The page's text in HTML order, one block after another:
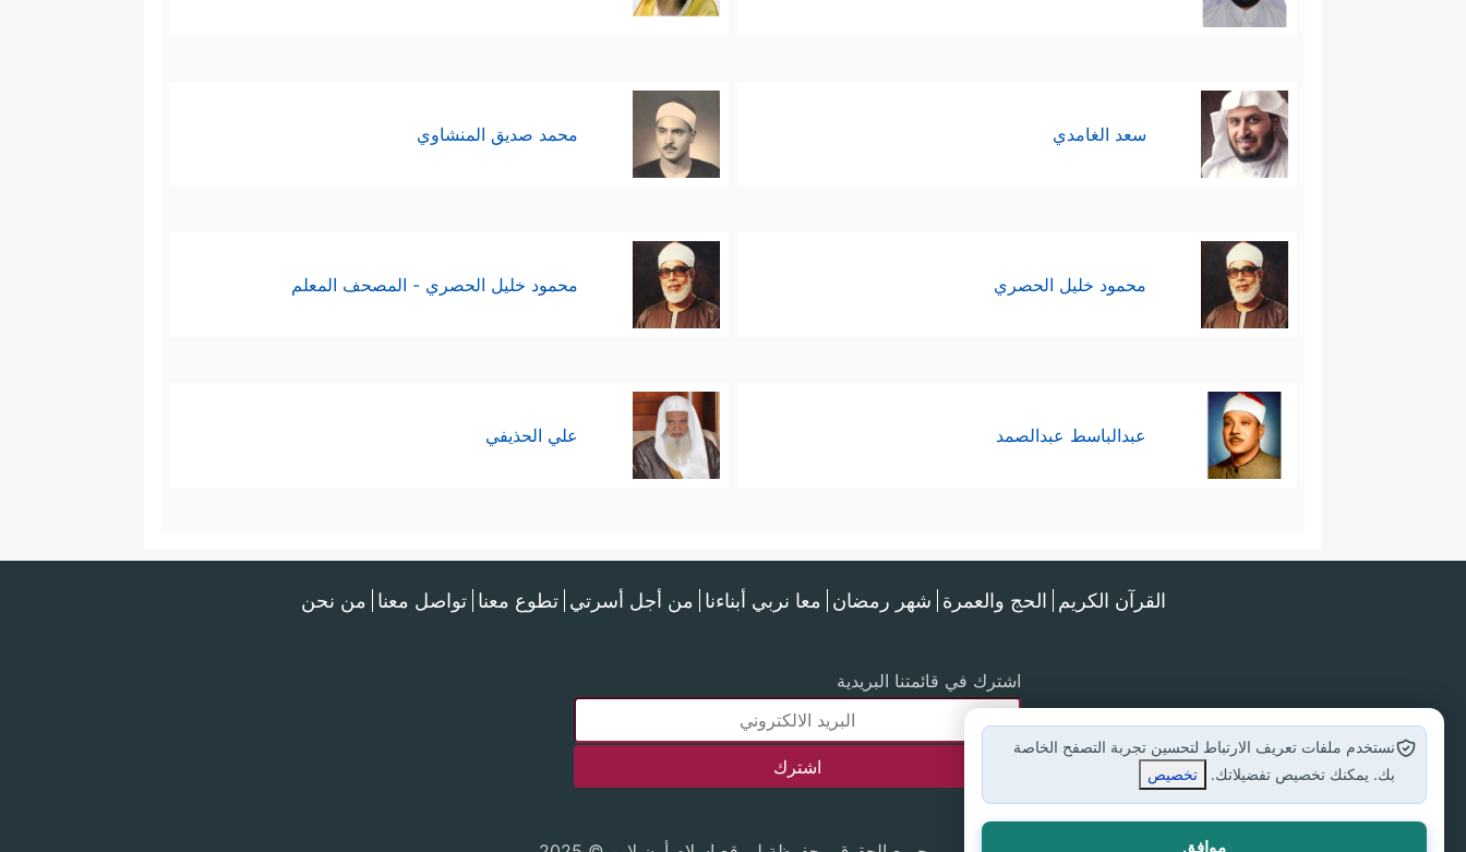
سعد الغامدي محمد صديق المنشاوي
محمود خليل الحصري محمود خليل الحصري - المصحف المعلم
عبدالباسط عبدالصمد علي الحذيفي
القرآن الكريم الحج والعمرة شهر رمضان معا نربي أبناءنا من أجل أسرتي تطوع معنا تواصل معنا من نحن
اشترك في قائمتنا البريدية
نستخدم ملفات تعريف الارتباط لتحسين تجربة التصفح الخاصة
بك. يمكنك تخصيص تفضيلاتك.
تخصيص
موافق